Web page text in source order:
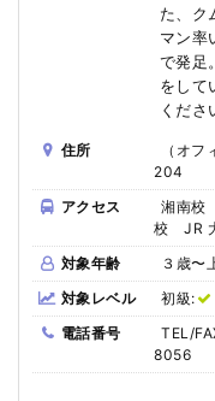
た、ク
マン率
で発足
をして
くださ
住所
（オ
204
アクセス
湘南校
校 JR
対象年齢
３歳〜
対象レベル
初級:
電話番号
TEL/
8056